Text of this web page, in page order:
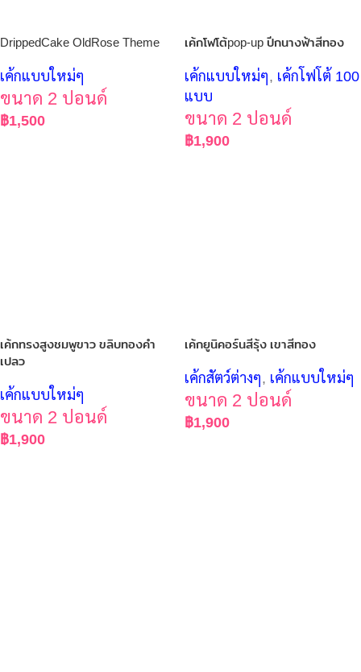
DrippedCake OldRose Theme
เค้กแบบใหม่ๆ
ขนาด 2 ปอนด์
฿1,500
เค้กโฟโต้pop-up ปีกนางฟ้าสีทอง
เค้กแบบใหม่ๆ, เค้กโฟโต้ 100
แบบ
ขนาด 2 ปอนด์
฿1,900
เค้กทรงสูงชมพูขาว ขลิบทองคำ
เปลว
เค้กแบบใหม่ๆ
ขนาด 2 ปอนด์
฿1,900
เค้กยูนิคอร์นสีรุ้ง เขาสีทอง
เค้กสัตว์ต่างๆ, เค้กแบบใหม่ๆ
ขนาด 2 ปอนด์
฿1,900